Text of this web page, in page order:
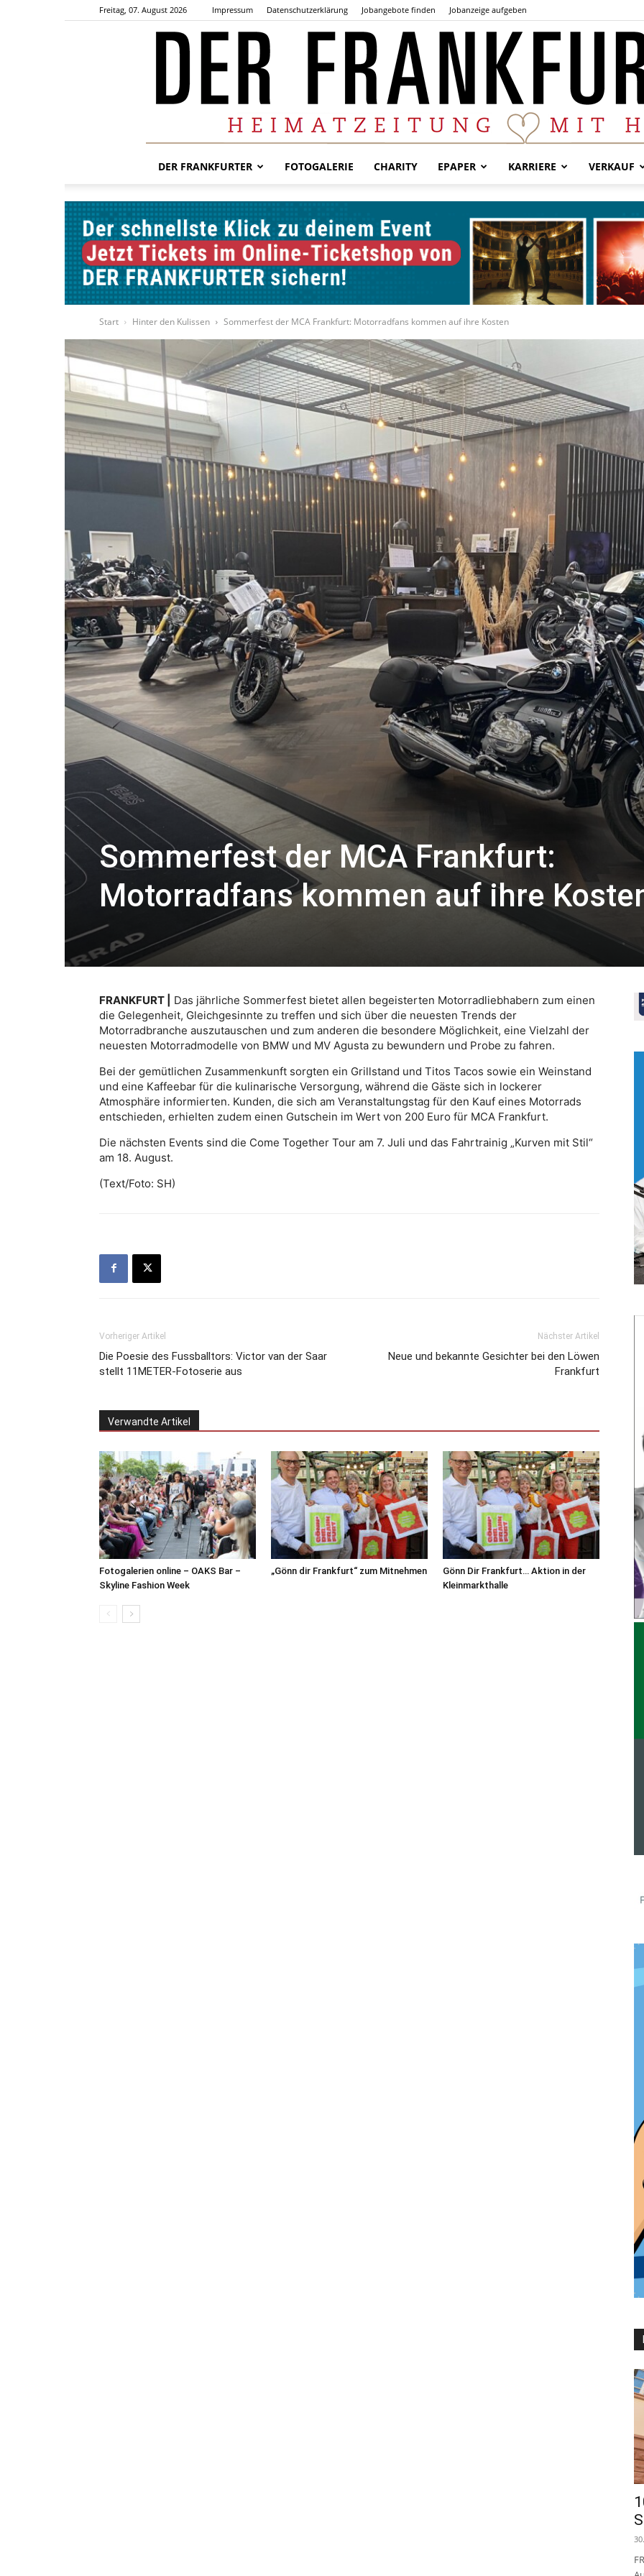
Freitag, 07. August 2026 Impressum Datenschutzerklärung Jobangebote finden Jobanzeige aufgeben
Frankfurter
DER FRANKFURTER FOTOGALERIE CHARITY EPAPER KARRIERE VERKAUF
Start Hinter den Kulissen Sommerfest der MCA Frankfurt: Motorradfans kommen auf ihre Kosten
Sommerfest der MCA Frankfurt:
Motorradfans kommen auf ihre
FRANKFURT |
Das jährliche Sommerfest bietet allen begeisterten Motorradliebhabern zum einen
die Gelegenheit, Gleichgesinnte zu treffen und sich über die neuesten Trends der
Motorradbranche auszutauschen und zum anderen die besondere Möglichkeit, eine Vielzahl der
neuesten Motorradmodelle von BMW und MV Agusta zu bewundern und Probe zu fahren.
Bei der gemütlichen Zusammenkunft sorgten ein Grillstand und Titos Tacos sowie ein Weinstand
und eine Kaffeebar für die kulinarische Versorgung, während die Gäste sich in lockerer
Atmosphäre informierten. Kunden, die sich am Veranstaltungstag für den Kauf eines Motorrads
entschieden, erhielten zudem einen Gutschein im Wert von 200 Euro für MCA Frankfurt.
Die nächsten Events sind die Come Together Tour am 7. Juli und das Fahrtrainig „Kurven mit Stil“
am 18. August.
(Text/Foto: SH)
Vorheriger Artikel
Die Poesie des Fussballtors: Victor van der Saar
stellt 11METER-Fotoserie aus
Nächster Artikel
Neue und bekannte Gesichter bei den Löwen
Frankfurt
Verwandte Artikel
Fotogalerien online – OAKS Bar –
Skyline Fashion Week
„Gönn dir Frankfurt“ zum Mitnehmen
Gönn Dir Frankfurt… Aktion in der
Kleinmarkthalle